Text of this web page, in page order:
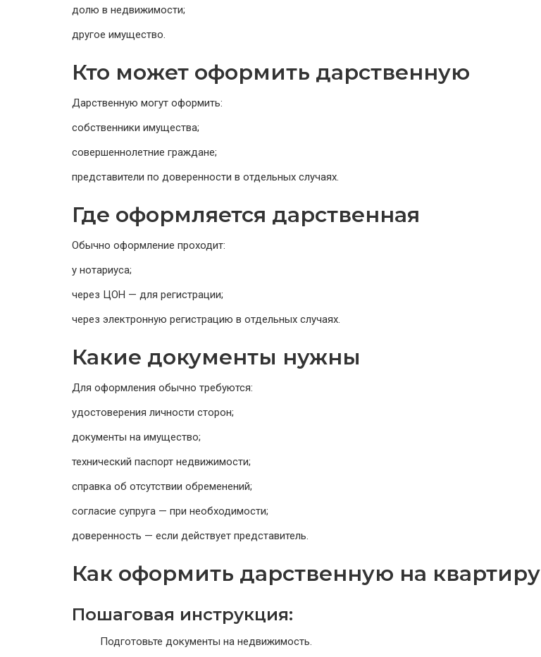
долю в недвижимости;
другое имущество.
Кто может оформить дарственную
Дарственную могут оформить:
собственники имущества;
совершеннолетние граждане;
представители по доверенности в отдельных случаях.
Где оформляется дарственная
Обычно оформление проходит:
у нотариуса;
через ЦОН — для регистрации;
через электронную регистрацию в отдельных случаях.
Какие документы нужны
Для оформления обычно требуются:
удостоверения личности сторон;
документы на имущество;
технический паспорт недвижимости;
справка об отсутствии обременений;
согласие супруга — при необходимости;
доверенность — если действует представитель.
Как оформить дарственную на квартиру
Пошаговая инструкция:
Подготовьте документы на недвижимость.